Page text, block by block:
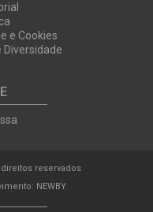
e Cookies
Diversidade
reservados
NEWBY